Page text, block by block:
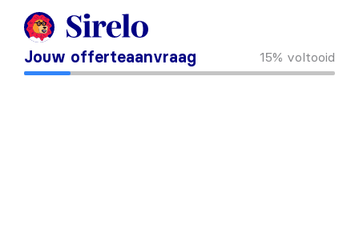
Jouw offerteaanvraag 15% voltooid